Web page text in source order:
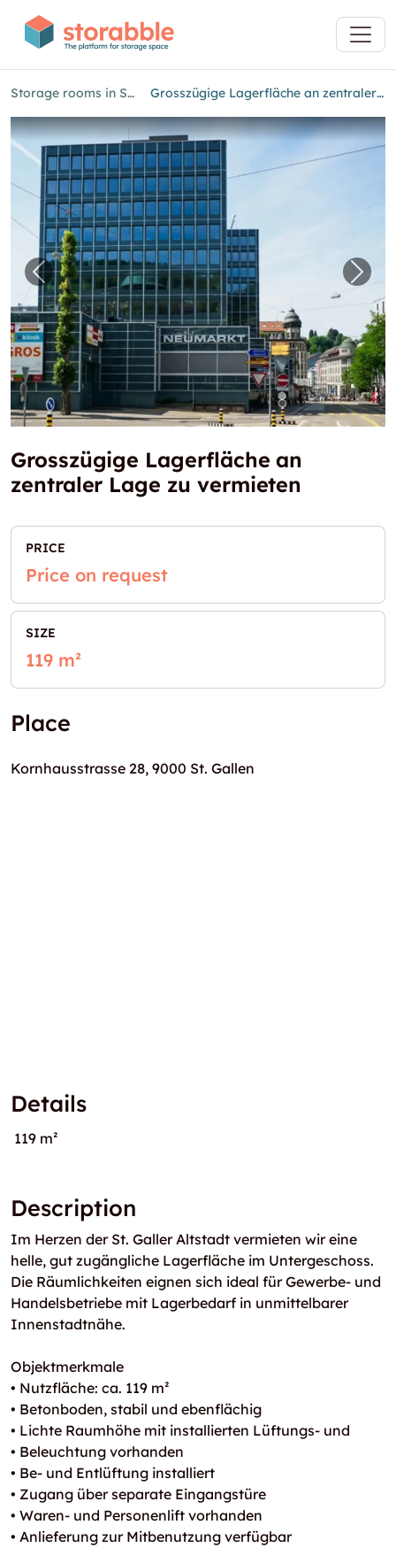
Storage rooms in Saint Gallen Grosszügige Lagerfläche an zentraler Lage zu vermieten
Previous image for "Grosszügige
Grosszügige Lagerfläche an
zentraler Lage zu vermieten
PRICE
Price on request
SIZE
119 m²
Place
Kornhausstrasse 28, 9000 St. Gallen
Details
119 m²
Description
Im Herzen der St. Galler Altstadt vermieten wir eine
helle, gut zugängliche Lagerfläche im Untergeschoss.
Die Räumlichkeiten eignen sich ideal für Gewerbe- und
Handelsbetriebe mit Lagerbedarf in unmittelbarer
Innenstadtnähe.
Objektmerkmale
• Nutzfläche: ca. 119 m²
• Betonboden, stabil und ebenflächig
• Lichte Raumhöhe mit installierten Lüftungs- und
• Beleuchtung vorhanden
• Be- und Entlüftung installiert
• Zugang über separate Eingangstüre
• Waren- und Personenlift vorhanden
• Anlieferung zur Mitbenutzung verfügbar